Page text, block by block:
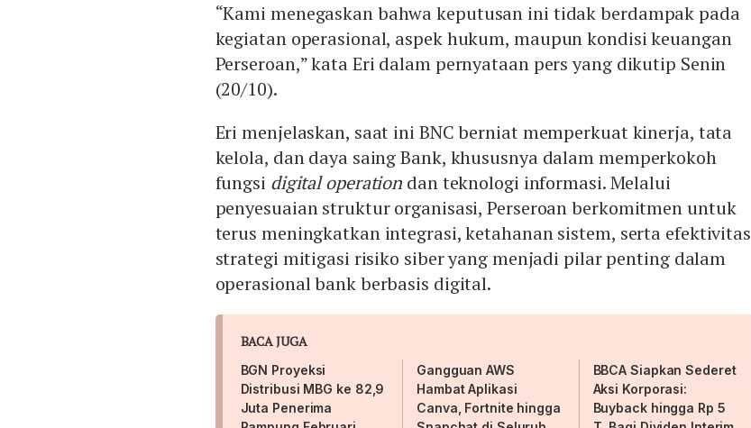
“Kami menegaskan bahwa keputusan ini tidak berdampak pada
kegiatan operasional, aspek hukum, maupun kondisi keuangan
Perseroan,” kata Eri dalam pernyataan pers yang dikutip Senin
(20/10).
Eri menjelaskan, saat ini BNC berniat memperkuat kinerja, tata
kelola, dan daya saing Bank, khususnya dalam memperkokoh
fungsi digital operation dan teknologi informasi. Melalui
penyesuaian struktur organisasi, Perseroan berkomitmen untuk
terus meningkatkan integrasi, ketahanan sistem, serta efektivitas
strategi mitigasi risiko siber yang menjadi pilar penting dalam
operasional bank berbasis digital.
BACA JUGA
BGN Proyeksi
Distribusi MBG ke 82,9
Juta Penerima
Gangguan AWS
Hambat Aplikasi
Canva, Fortnite hingga
BBCA Siapkan Sederet
Aksi Korporasi:
Buyback hingga Rp 5